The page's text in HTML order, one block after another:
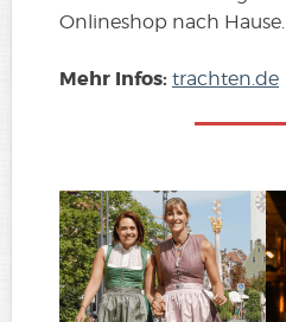
Onlineshop nach Hause.
Mehr Infos: trachten.de